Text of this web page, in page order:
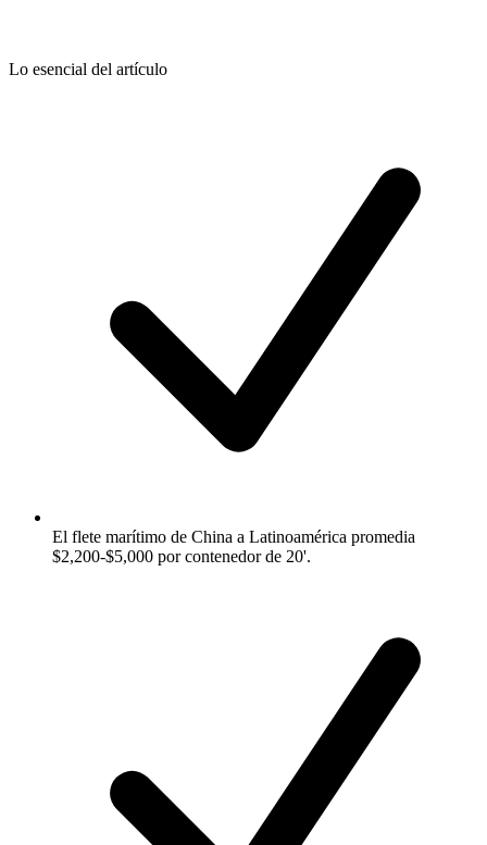
Lo esencial del artículo
El flete marítimo de China a Latinoamérica promedia
$2,200-$5,000 por contenedor de 20'.